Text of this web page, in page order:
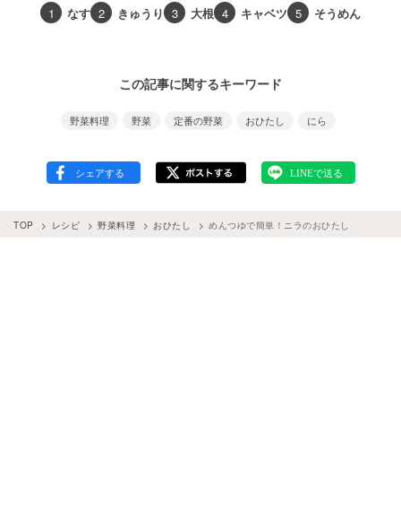
1 なす 2 きゅうり 3 大根 4 キャベツ 5 そうめん
この記事に関するキーワード
野菜料理 野菜 定番の野菜 おひたし にら
TOP レシピ 野菜料理 おひたし めんつゆで簡単！ニラのおひたし